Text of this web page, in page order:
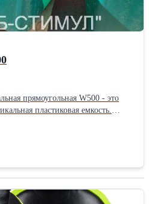
прямоугольная W500 - это
пластиковая емкость.
первичного
полиэтилена. Верхний
установка металлического
мусорного контейнера.
1250мм Ширина: 850мм
полиэтилена, возможно